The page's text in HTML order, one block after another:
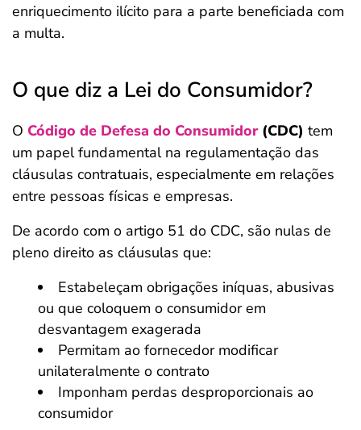
enriquecimento ilícito para a parte beneficiada com
a multa.
O que diz a Lei do Consumidor?
O Código de Defesa do Consumidor(CDC) tem
um papel fundamental na regulamentação das
cláusulas contratuais, especialmente em relações
entre pessoas físicas e empresas.
De acordo com o artigo 51 do CDC, são nulas de
pleno direito as cláusulas que:
Estabeleçam obrigações iníquas, abusivas
ou que coloquem o consumidor em
desvantagem exagerada
Permitam ao fornecedor modificar
unilateralmente o contrato
Imponham perdas desproporcionais ao
consumidor